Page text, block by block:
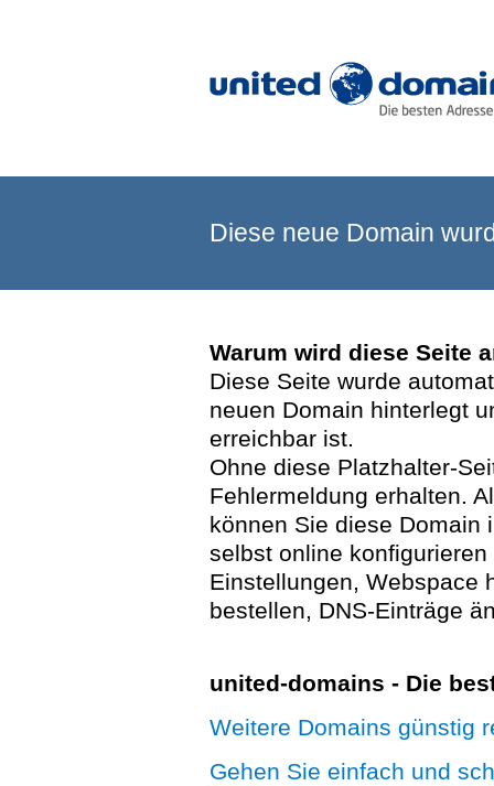
Diese neue Domain
Warum wird diese Seite
Diese Seite wurde
neuen Domain hinterlegt
erreichbar ist.
Ohne diese Platzhalter-
Fehlermeldung erhalten.
können Sie diese Domain
selbst online
Einstellungen, Webspace
bestellen, DNS-Einträge
united-domains - Die
Weitere Domains günstig
Gehen Sie einfach und